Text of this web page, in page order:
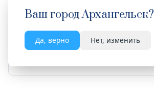
Ваш городАрхангельск?
Да, верно Нет, изменить
Весь сайт